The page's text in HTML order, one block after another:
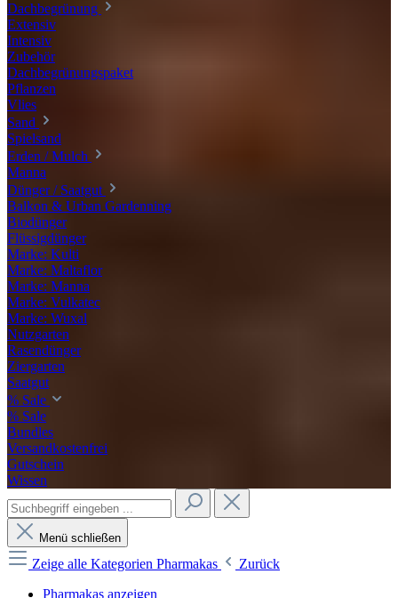
Dachbegrünung
Extensiv
Intensiv
Zubehör
Dachbegrünungspaket
Pflanzen
Vlies
Sand
Spielsand
Erden / Mulch
Manna
Dünger / Saatgut
Balkon & Urban Gardenning
Biodünger
Flüssigdünger
Marke: Kulti
Marke: Maltaflor
Marke: Manna
Marke: Vulkatec
Marke: Wuxal
Nutzgarten
Rasendünger
Ziergarten
Saatgut
% Sale
% Sale
Bundles
Versandkostenfrei
Gutschein
Wissen
Menü schließen
Zeige alle Kategorien Pharmakas
Zurück
Pharmakas anzeigen